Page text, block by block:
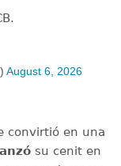
August 6, 2026
convirtió en una
su cenit en